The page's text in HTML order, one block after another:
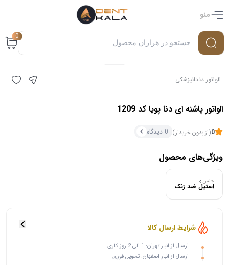
منو
0
۰ بازدید در ۲۴ ساعت اخیر
الواتور دندانپزشکی
الواتور پاشنه ای دنا پویا کد 1209
0(از بدون خریدار) 0 دیدگاه
ویژگی‌های محصول
جنس
استیل ضد زنگ
شرایط ارسال کالا
ارسال از انبار تهران: 1 الی 2 روز کاری
ارسال از انبار اصفهان: تحویل فوری